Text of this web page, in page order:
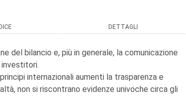
DETTAGLI
del bilancio e, più in generale, la comunicazione
internazionali aumenti la trasparenza e
non si riscontrano evidenze univoche circa gli